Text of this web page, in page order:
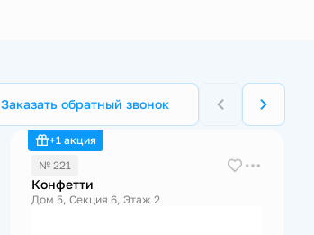
Заказать обратный звонок
+1 акция
№ 221
Конфетти
Дом 5, Секция 6, Этаж 2